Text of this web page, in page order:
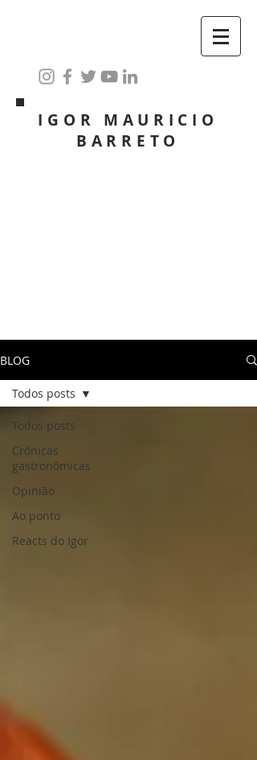
IGOR MAURICIO
BARRETO
BLOG
Todos posts
Crônicas
gastronômicas
Opinião
Ao ponto
Reacts do Igor
Todos posts